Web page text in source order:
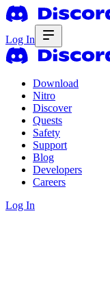
Log In
Download
Nitro
Discover
Quests
Safety
Support
Blog
Developers
Careers
Log In